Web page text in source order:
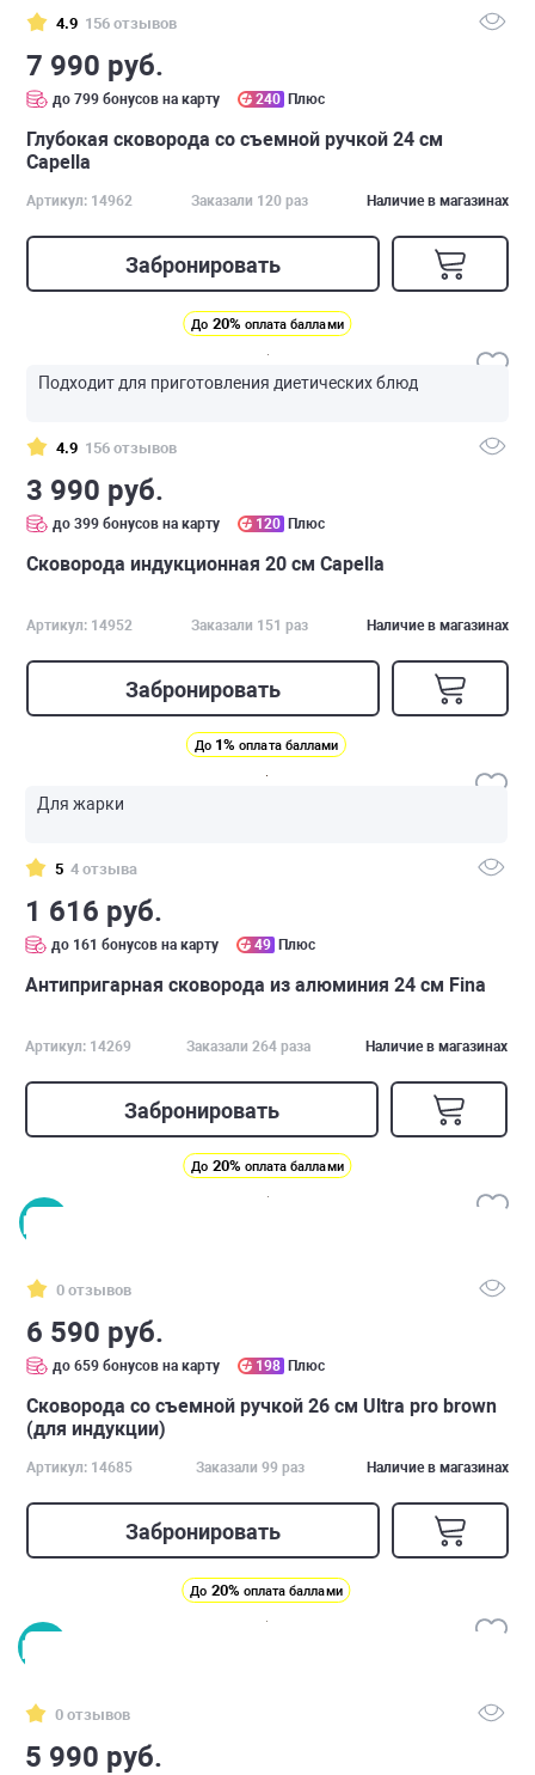
4.9 156 отзывов
7 990 руб.
до 799 бонусов на карту 240 Плюс
Глубокая cковорода со съемной ручкой 24 см
Capella
Артикул: 14962 Заказали 120 раз Наличие в магазинах
Забронировать
До 20% оплата баллами
Подходит для приготовления диетических блюд
4.9 156 отзывов
3 990 руб.
до 399 бонусов на карту 120 Плюс
Сковорода индукционная 20 см Capella
Артикул: 14952 Заказали 151 раз Наличие в магазинах
Забронировать
До 1% оплата баллами
Для жарки
5 4 отзыва
1 616 руб.
до 161 бонусов на карту 49 Плюс
Антипригарная сковорода из алюминия 24 см Fina
Артикул: 14269 Заказали 264 раза Наличие в магазинах
Забронировать
До 20% оплата баллами
0 отзывов
6 590 руб.
до 659 бонусов на карту 198 Плюс
Сковорода со съемной ручкой 26 см Ultra pro brown
(для индукции)
Артикул: 14685 Заказали 99 раз Наличие в магазинах
Забронировать
До 20% оплата баллами
0 отзывов
5 990 руб.